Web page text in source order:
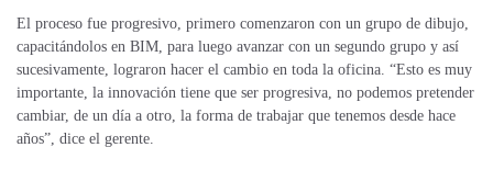
El proceso fue progresivo, primero comenzaron con un grupo de dibujo,
capacitándolos en BIM, para luego avanzar con un segundo grupo y así
sucesivamente, lograron hacer el cambio en toda la oficina. “Esto es muy
importante, la innovación tiene que ser progresiva, no podemos pretender
cambiar, de un día a otro, la forma de trabajar que tenemos desde hace
años”, dice el gerente.